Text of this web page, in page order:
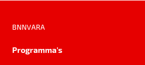
BNNVARA
Programma's